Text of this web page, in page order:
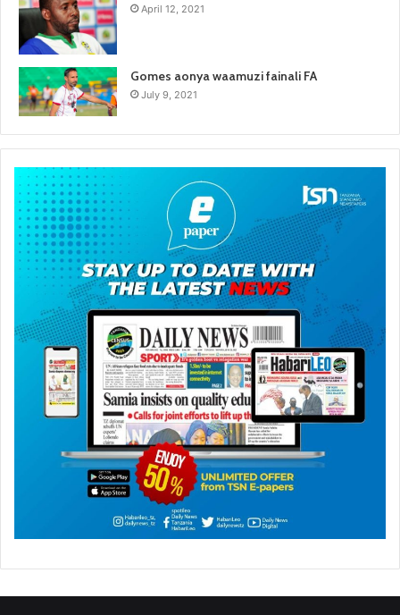
April 12, 2021
Gomes aonya waamuzi fainali FA
July 9, 2021